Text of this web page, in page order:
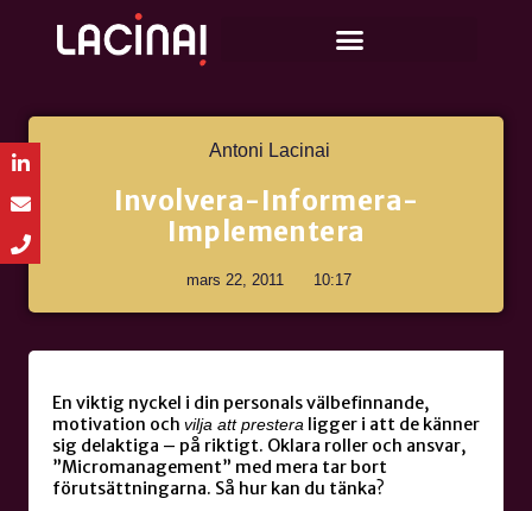
Antoni Lacinai
Involvera-Informera-
Implementera
mars 22, 2011 10:17
En viktig nyckel i din personals välbefinnande,
motivation och vilja att prestera ligger i att de känner
sig delaktiga – på riktigt. Oklara roller och ansvar,
”Micromanagement” med mera tar bort
förutsättningarna. Så hur kan du tänka?